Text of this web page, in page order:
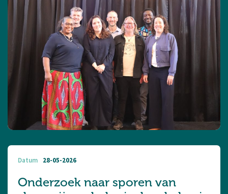
Datum 28-05-2026
Onderzoek naar sporen van